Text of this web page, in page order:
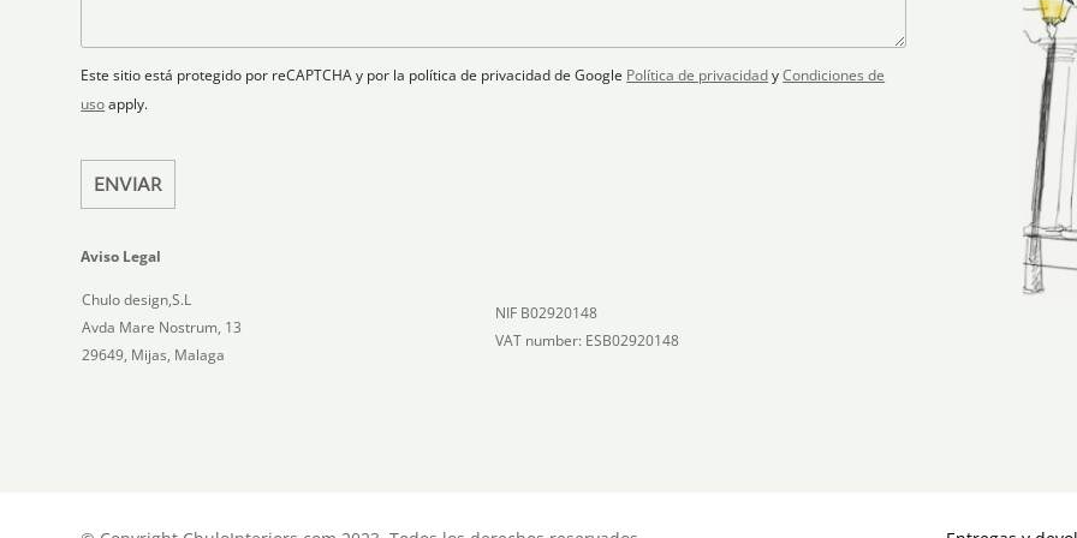
e
s
+
n
i
o
e
Este sitio está protegido por reCAPTCHA y por la política de privacidad de Google Política de privacidad yCondiciones de
uso apply.
ENVIAR
Aviso Legal
Chulo design,S.L
Avda Mare Nostrum, 13
29649, Mijas, Malaga
NIF B02920148
VAT number: ESB02920148